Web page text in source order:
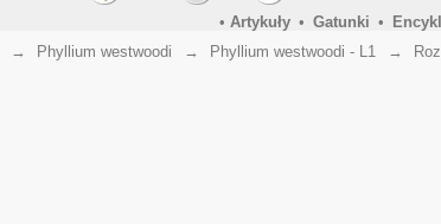
• Artykuły • Gatunki •
→ Phyllium westwoodi → Phyllium westwoodi - L1 →